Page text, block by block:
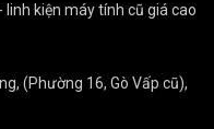
kiện máy tính cũ giá cao
(Phường 16, Gò Vấp cũ),